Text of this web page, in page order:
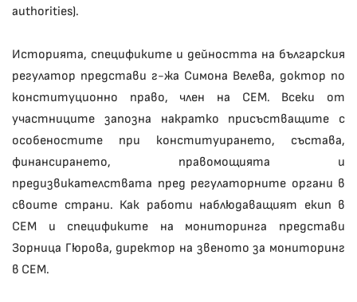
authorities).
Историята, спецификите и дейността на българския
регулатор представи г-жа Симона Велева, доктор по
конституционно право, член на СЕМ. Всеки от
участниците запозна накратко присъстващите с
особеностите при конституирането, състава,
финансирането, правомощията и
предизвикателствата пред регулаторните органи в
своите страни. Как работи наблюдаващият екип в
СЕМ и спецификите на мониторинга представи
Зорница Гюрова, директор на звеното за мониторинг
в СЕМ.